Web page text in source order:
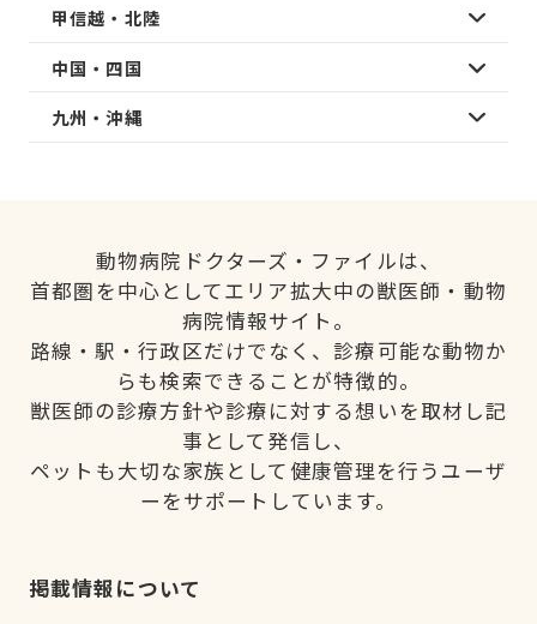
甲信越・北陸
中国・四国
九州・沖縄
動物病院ドクターズ・ファイルは、
首都圏を中心としてエリア拡大中の獣医師・動物
病院情報サイト。
路線・駅・行政区だけでなく、診療可能な動物か
らも検索できることが特徴的。
獣医師の診療方針や診療に対する想いを取材し記
事として発信し、
ペットも大切な家族として健康管理を行うユーザ
ーをサポートしています。
掲載情報について